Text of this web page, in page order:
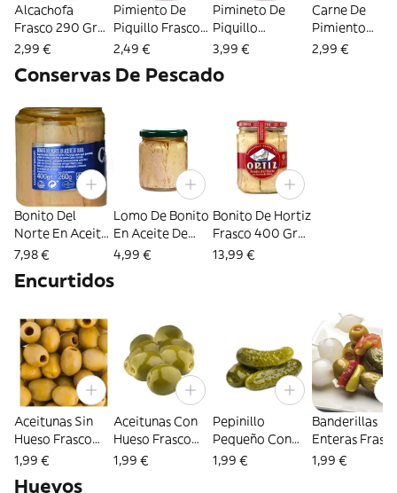
Alcachofa
Frasco 290 Gr
Neto
2,99 €
Pimiento De
Piquillo Frasco
290 Gr Neto
2,49 €
Pimineto De
Piquillo
Entreverdado
275 Gr Neto
3,99 €
Carne De
Pimiento
Choricero
2,99 €
Conservas De Pescado
Bonito Del
Norte En Aceite
De Oliva De
400 Gr Neto
7,98 €
Lomo De Bonito
En Aceite De
Oliva Frasco 220
4,99 €
Bonito De Hortiz
Frasco 400 Gr
Neto
13,99 €
Encurtidos
Aceitunas Sin
Hueso Frasco
350 Gr Neto
1,99 €
Aceitunas Con
Hueso Frasco
350 Gr Neto
1,99 €
Pepinillo
Pequeño Con
Sabor A Anchoa
1,99 €
Banderillas
Enteras
350 Gr Neto
1,99 €
Huevos